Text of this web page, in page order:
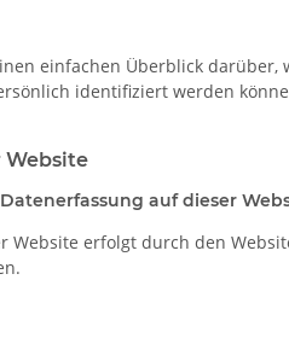
einfachen Überblick
identifiziert werden
Website
auf dieser
Website erfolgt durch den